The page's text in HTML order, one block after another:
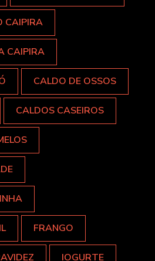
CAIPIRA
CAIPIRA
CALDO DE OSSOS
CALDOS CASEIROS
FRANGO
IOGURTE